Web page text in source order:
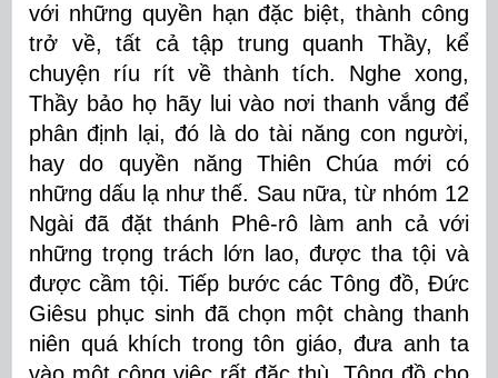
với những quyền hạn đặc biệt, thành công
trở về, tất cả tập trung quanh Thầy, kể
chuyện ríu rít về thành tích. Nghe xong,
Thầy bảo họ hãy lui vào nơi thanh vắng để
phân định lại, đó là do tài năng con người,
hay do quyền năng Thiên Chúa mới có
những dấu lạ như thế. Sau nữa, từ nhóm 12
Ngài đã đặt thánh Phê-rô làm anh cả với
những trọng trách lớn lao, được tha tội và
được cầm tội. Tiếp bước các Tông đồ, Đức
Giêsu phục sinh đã chọn một chàng thanh
niên quá khích trong tôn giáo, đưa anh ta